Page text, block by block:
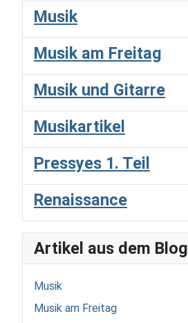
Musik
Musik am Freitag
Musik und Gitarre
Musikartikel
Pressyes 1. Teil
Renaissance
Artikel aus dem Blog
Musik
Musik am Freitag